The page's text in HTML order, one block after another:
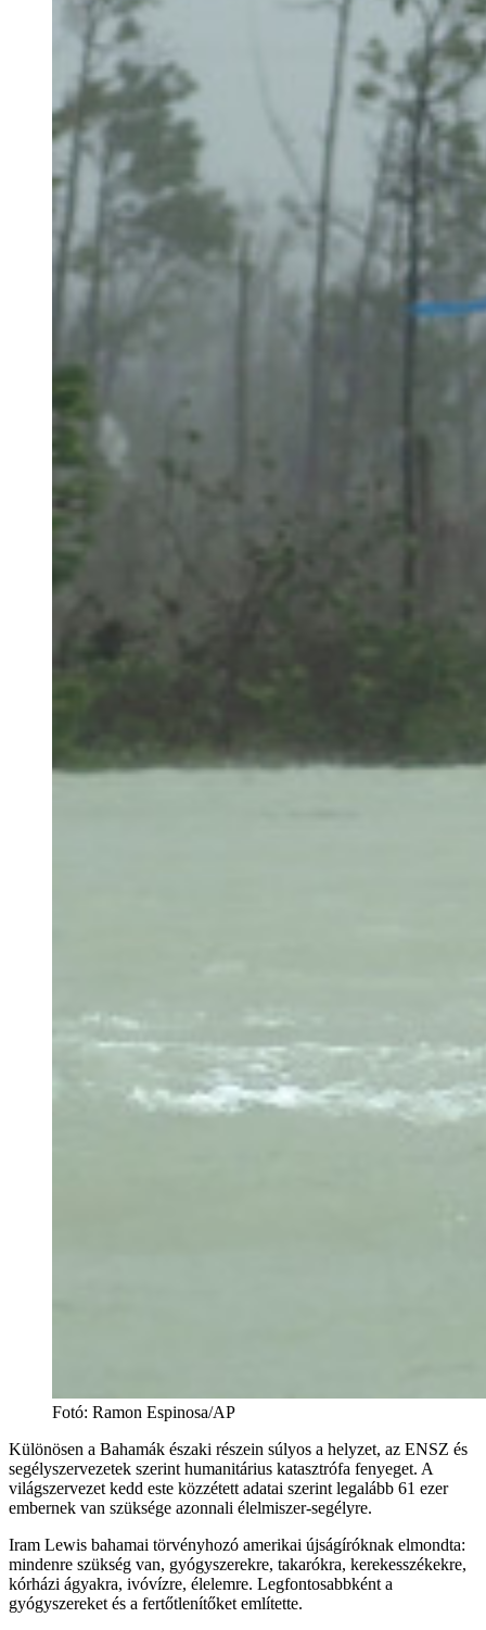
Fotó: Ramon Espinosa/AP
Különösen a Bahamák északi részein súlyos a helyzet, az ENSZ és
segélyszervezetek szerint humanitárius katasztrófa fenyeget. A
világszervezet kedd este közzétett adatai szerint legalább 61 ezer
embernek van szüksége azonnali élelmiszer-segélyre.
Iram Lewis bahamai törvényhozó amerikai újságíróknak elmondta:
mindenre szükség van, gyógyszerekre, takarókra, kerekesszékekre,
kórházi ágyakra, ivóvízre, élelemre. Legfontosabbként a
gyógyszereket és a fertőtlenítőket említette.